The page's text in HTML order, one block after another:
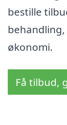
bestille
økonomi.
Få tilbud,